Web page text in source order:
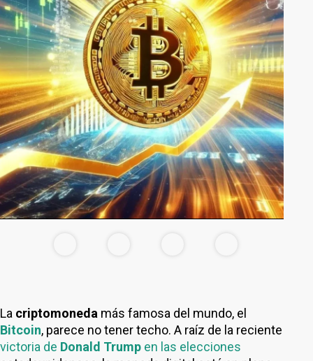
La criptomoneda más famosa del mundo, el
Bitcoin, parece no tener techo. A raíz de la reciente
victoria de Donald Trump en las elecciones